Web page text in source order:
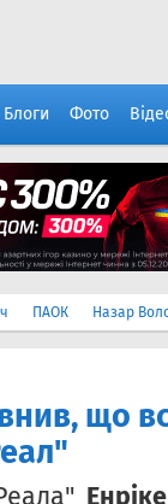
Блоги Фото
ПАОК Назар
що